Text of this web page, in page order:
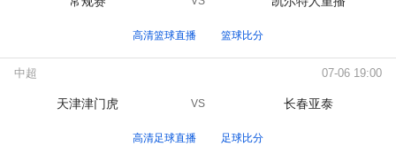
高清篮球直播 篮球比分
中超 07-06 19:00
天津津门虎 VS 长春亚泰
高清足球直播 足球比分